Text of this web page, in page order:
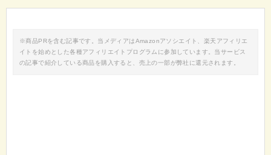
※商品PRを含む記事です。当メディアはAmazonアソシエイト、楽天アフィリエ
イトを始めとした各種アフィリエイトプログラムに参加しています。当サービス
の記事で紹介している商品を購入すると、売上の一部が弊社に還元されます。